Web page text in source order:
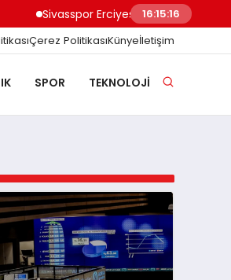
Sivasspor Erciyes Kampı’nda Güç
16:15:16
Çerez PolitikasıKünyeİletişim
SPOR TEKNOLOJI